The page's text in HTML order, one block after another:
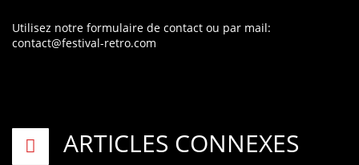
Utilisez notre formulaire de contact ou par mail:
contact@festival-retro.com
ARTICLES CONNEXES